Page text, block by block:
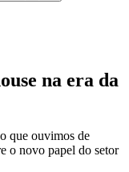
na era da
que ouvimos de
o novo papel do setor